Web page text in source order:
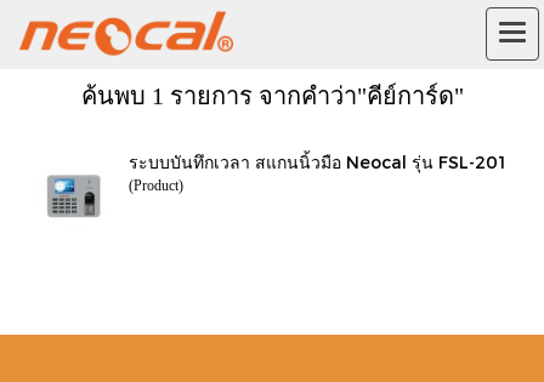
ค้นพบ 1 รายการ จากคำว่า"คีย์การ์ด"
ระบบบันทึกเวลา สแกนนิ้วมือ Neocal รุ่น FSL-201
(Product)